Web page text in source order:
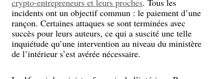
crypto-entrepreneurs et leurs proches. Tous les
incidents ont un objectif commun : le paiement d’une
rançon. Certaines attaques se sont terminées avec
succès pour leurs auteurs, ce qui a suscité une telle
inquiétude qu’une intervention au niveau du ministère
de l’intérieur s’est avérée nécessaire.